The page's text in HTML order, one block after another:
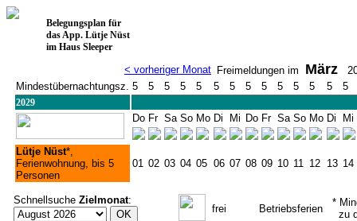
Belegungsplan für
das App. Lütje Nüst
im Haus Sleeper
< vorheriger Monat Freimeldungen im März
Mindestübernachtungsz. 5 5 5 5 5 5 5 5 5 5 5 5 5 5
2029
Do Fr Sa So Mo Di Mi Do Fr Sa So Mo Di Mi
Lütje Nüst*,
Ferienwohnung, bis 5
Personen
01 02 03 04 05 06 07 08 09 10 11 12 13 14
Schnellsuche Zielmonat:
frei Betriebsferien
*
zu